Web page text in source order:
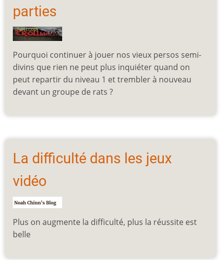
parties
Pourquoi continuer à jouer nos vieux persos semi-
divins que rien ne peut plus inquiéter quand on
peut repartir du niveau 1 et trembler à nouveau
devant un groupe de rats ?
La difficulté dans les jeux
vidéo
Plus on augmente la difficulté, plus la réussite est
belle